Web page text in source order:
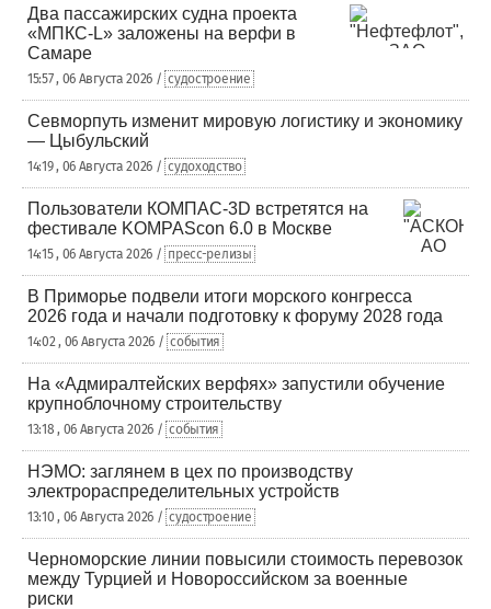
Два пассажирских судна проекта
«МПКС-L» заложены на верфи в
Самаре
15:57 , 06 Августа 2026 / судостроение
Севморпуть изменит мировую логистику и экономику
— Цыбульский
14:19 , 06 Августа 2026 / судоходство
Пользователи КОМПАС-3D встретятся на
фестивале KOMPAScon 6.0 в Москве
14:15 , 06 Августа 2026 / пресс-релизы
В Приморье подвели итоги морского конгресса
2026 года и начали подготовку к форуму 2028 года
14:02 , 06 Августа 2026 / события
На «Адмиралтейских верфях» запустили обучение
крупноблочному строительству
13:18 , 06 Августа 2026 / события
НЭМО: заглянем в цех по производству
электрораспределительных устройств
13:10 , 06 Августа 2026 / судостроение
Черноморские линии повысили стоимость перевозок
между Турцией и Новороссийском за военные
риски